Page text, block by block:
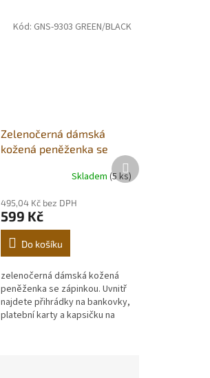
Zelenočerná dámská
kožená peněženka se
Skladem (5 ks)
495,04 Kč bez DPH
599 Kč
Do košíku
zelenočerná dámská kožená
peněženka se zápinkou. Uvnitř
najdete přihrádky na bankovky,
platební karty a kapsičku na
Kód: GNS-9303 GREEN/BLACK
Další
produkt